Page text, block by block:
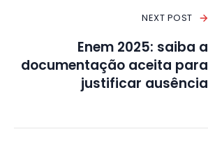
NEXT POST
Enem 2025: saiba a
documentação aceita para
justificar ausência